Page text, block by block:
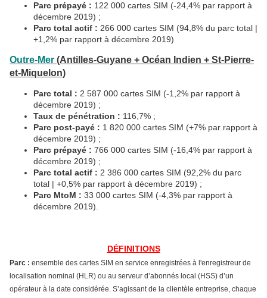
Parc prépayé : 122 000 cartes SIM (-24,4% par rapport à
décembre 2019) ;
Parc total actif : 266 000 cartes SIM (94,8% du parc total |
+1,2% par rapport à décembre 2019)
Outre-Mer (Antilles-Guyane + Océan Indien + St-Pierre-
et-Miquelon)
Parc total : 2 587 000 cartes SIM (-1,2% par rapport à
décembre 2019) ;
Taux de pénétration : 116,7% ;
Parc post-payé : 1 820 000 cartes SIM (+7% par rapport à
décembre 2019) ;
Parc prépayé : 766 000 cartes SIM (-16,4% par rapport à
décembre 2019) ;
Parc total actif : 2 386 000 cartes SIM (92,2% du parc
total | +0,5% par rapport à décembre 2019) ;
Parc MtoM : 33 000 cartes SIM (-4,3% par rapport à
décembre 2019).
DÉFINITIONS
Parc : ensemble des cartes SIM en service enregistrées à l'enregistreur de
localisation nominal (HLR) ou au serveur d’abonnés local (HSS) d’un
opérateur à la date considérée. S’agissant de la clientèle entreprise, chaque